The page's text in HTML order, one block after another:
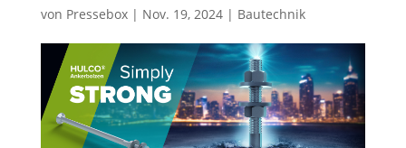
von Pressebox| Nov. 19, 2024| Bautechnik